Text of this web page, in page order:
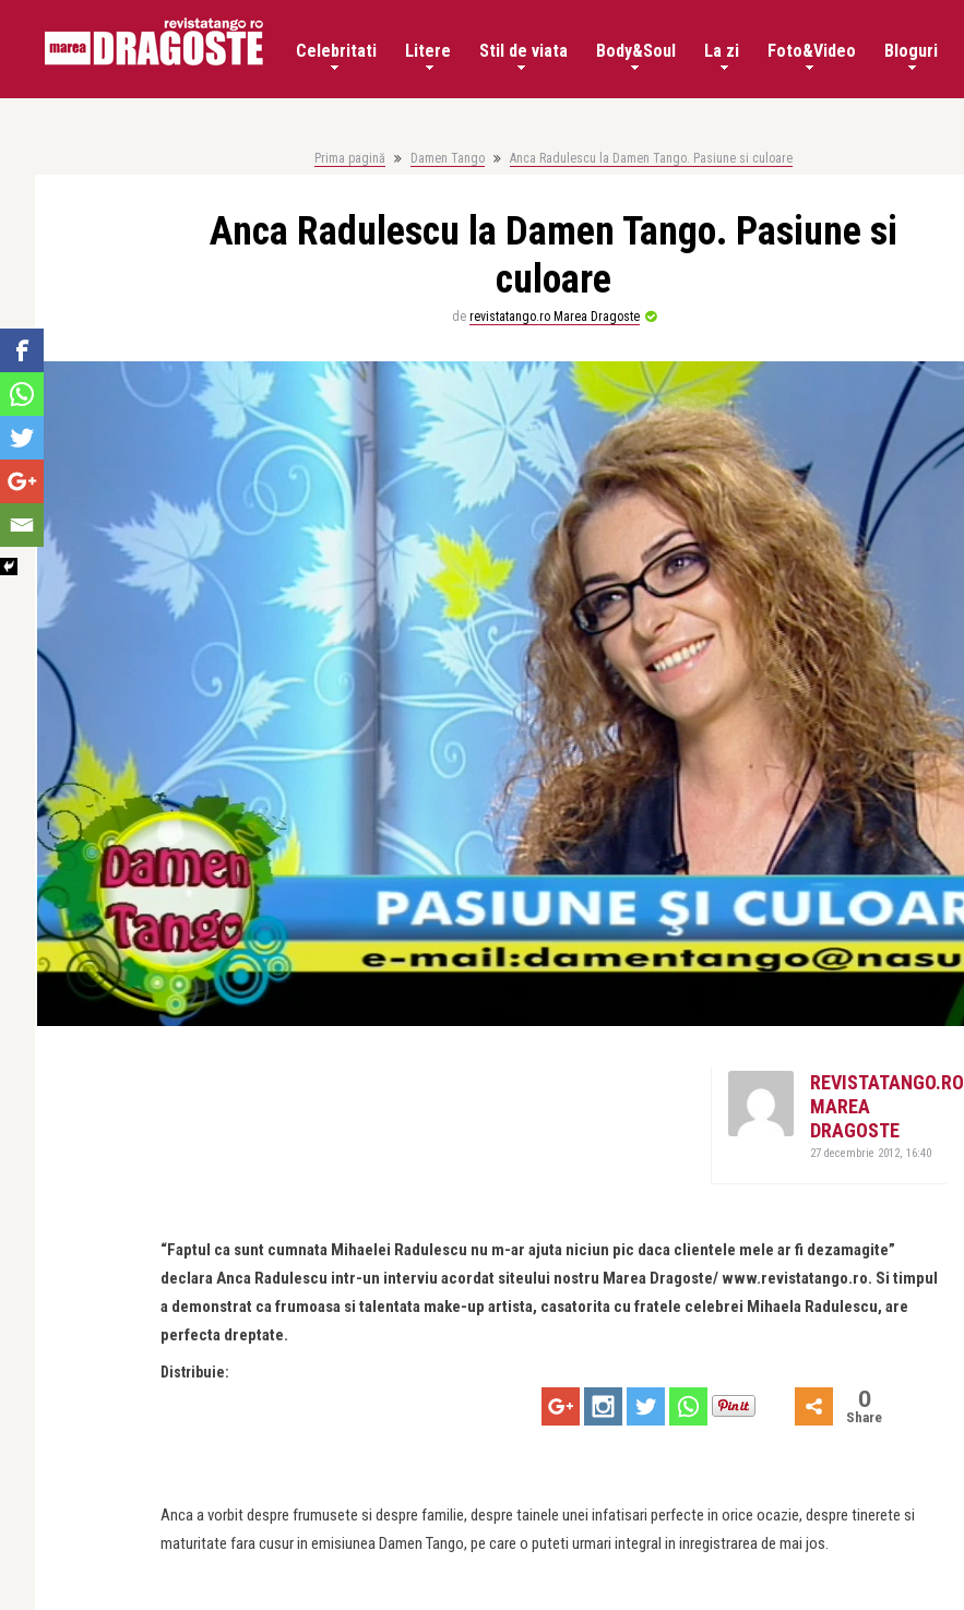
Celebritati Litere Stil de viata Body&Soul La zi Foto&Video Bloguri
Prima pagină Damen Tango Anca Radulescu la Damen Tango. Pasiune si culoare
Anca Radulescu la Damen Tango. Pasiune si
culoare
de revistatango.ro Marea Dragoste
REVISTATANGO.RO
MAREA
DRAGOSTE
27 decembrie 2012, 16:40
“Faptul ca sunt cumnata Mihaelei Radulescu nu m-ar ajuta niciun pic daca clientele mele ar fi dezamagite”
declara Anca Radulescu intr-un interviu acordat siteului nostru Marea Dragoste/ www.revistatango.ro. Si timpul
a demonstrat ca frumoasa si talentata make-up artista, casatorita cu fratele celebrei Mihaela Radulescu, are
perfecta dreptate.
Distribuie:
0
Share
Anca a vorbit despre frumusete si despre familie, despre tainele unei infatisari perfecte in orice ocazie, despre tinerete si
maturitate fara cusur in emisiunea Damen Tango, pe care o puteti urmari integral in inregistrarea de mai jos.